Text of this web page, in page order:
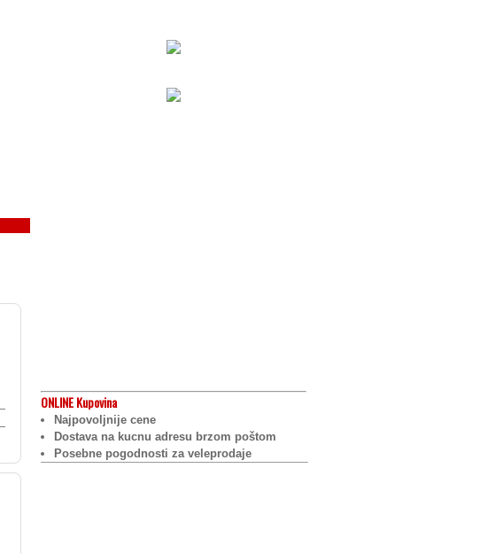
ONLINEKupovina
Najpovoljnije cene
Dostava na kucnu adresu brzom poštom
Posebne pogodnosti za veleprodaje